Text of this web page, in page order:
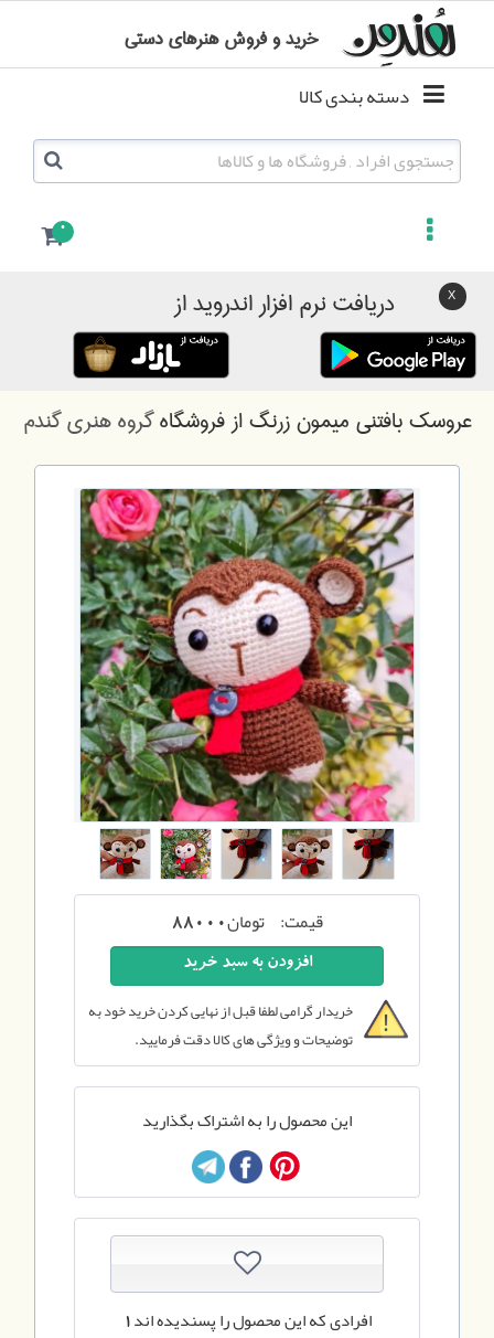
0
خرید و فروش هنرهای دستی
دریافت نرم افزار اندروید از
عروسک بافتنی میمون زرنگاز فروشگاهگروه هنری گندم
قیمت: تومان88000
خریدار گرامی لطفا قبل از نهایی کردن خرید خود به
توضیحات و ویژگی های کالا دقت فرمایید.
این محصول را به اشتراک بگذارید
1 افرادی که این محصول را پسندیده اند